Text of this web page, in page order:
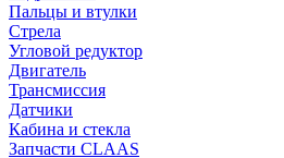
Пальцы и втулки
Стрела
Угловой редуктор
Двигатель
Трансмиссия
Датчики
Кабина и стекла
Запчасти CLAAS